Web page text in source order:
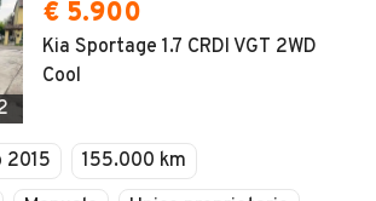
€ 5.900
Kia Sportage 1.7 CRDI VGT 2WD
Cool
2015
155.000 km